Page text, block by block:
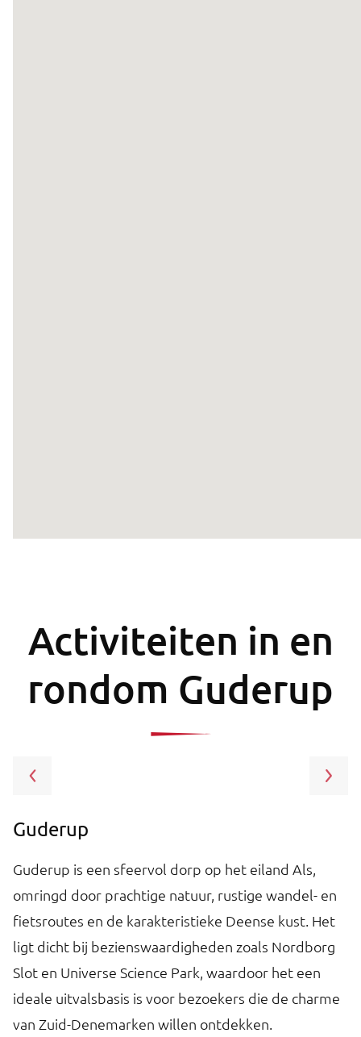
Activiteiten in en
rondom Guderup
Guderup
Guderup is een sfeervol dorp op het eiland Als,
omringd door prachtige natuur, rustige wandel- en
fietsroutes en de karakteristieke Deense kust. Het
ligt dicht bij bezienswaardigheden zoals Nordborg
Slot en Universe Science Park, waardoor het een
ideale uitvalsbasis is voor bezoekers die de charme
van Zuid-Denemarken willen ontdekken.